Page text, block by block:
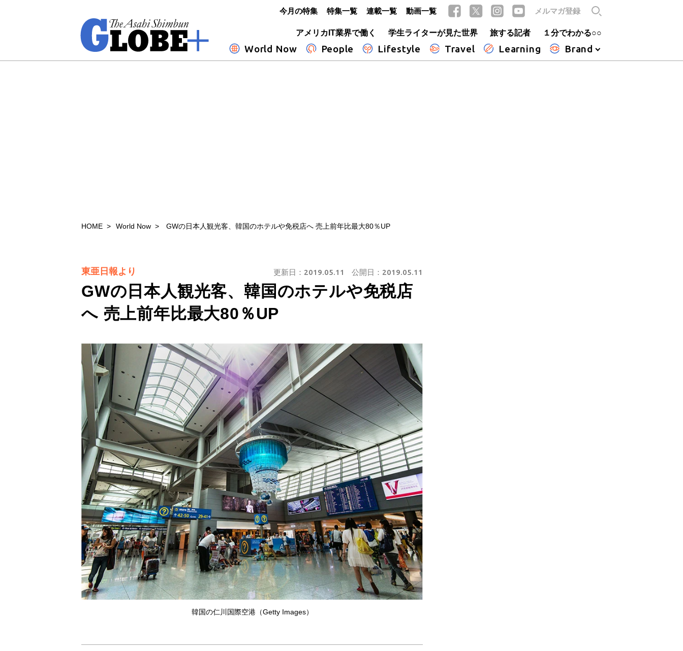
アメリカIT業界で働く
学生ライターが見た世界 旅する記者 １分でわかる○○
World Now People Lifestyle Travel Learning Brand
今月の特集 特集一覧 連載一覧 動画一覧 メルマガ登録
HOME World Now GWの日本人観光客、韓国のホテルや免税店へ 売上前年比最大80％UP
GWの日本人観光客、韓国のホテルや免税店
へ 売上前年比最大80％UP
東亜日報より 更新日： 2019.05.11 公開日： 2019.05.11
韓国の仁川国際空港（Getty Images）